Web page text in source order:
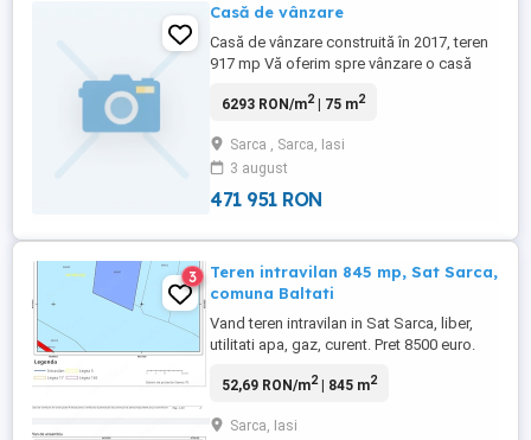
Casă de vânzare
Casă de vânzare construită în 2017, teren
917 mp Vă oferim spre vânzare o casă
generos de 917 mp, ideală pentru o
Locuința este compartimentată astfel: 2
dormitoare; living spațios; bucătărie; baie;
beci. Casa ...
6293 RON/m2| 75 m2
Sarca , Sarca, Iasi
3 august
471 951 RON
3
Teren intravilan 845 mp, Sat Sarca,
comuna Baltati
Vand teren intravilan in Sat Sarca, liber,
utilitati apa, gaz, curent. Pret 8500 euro.
52,69 RON/m2| 845 m2
Sarca, Iasi